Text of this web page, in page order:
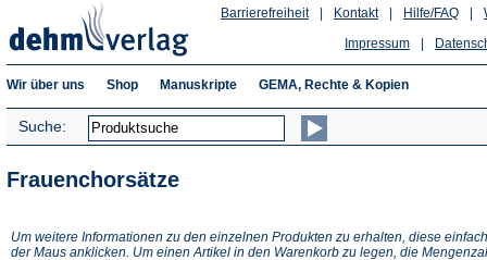
Hilfe/FAQ
Kontakt
Barrierefreiheit
Impressum
Wir über uns Shop Manuskripte GEMA, Rechte & Kopien
Suche:
Frauenchorsätze
Um weitere Informationen zu den einzelnen Produkten zu erhalten, diese
der Maus anklicken. Um einen Artikel in den Warenkorb zu legen, die